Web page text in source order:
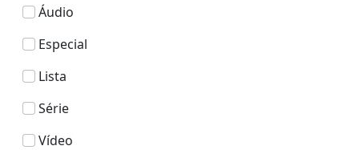
Áudio
Especial
Lista
Série
Vídeo